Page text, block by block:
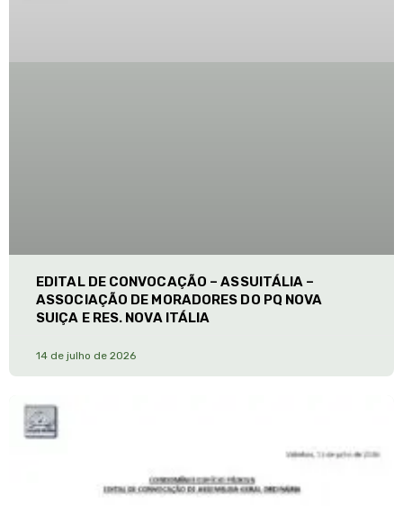
EDITAL DE CONVOCAÇÃO – ASSUITÁLIA –
ASSOCIAÇÃO DE MORADORES DO PQ NOVA
SUIÇA E RES. NOVA ITÁLIA
14 de julho de 2026